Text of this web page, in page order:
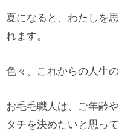
夏になると、わたしを
れます。
色々、これからの人生
お毛毛職人は、ご年齢
タチを決めたいと思って